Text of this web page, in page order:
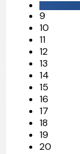
9
10
11
12
13
14
15
16
17
18
19
20